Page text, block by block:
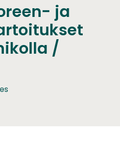
ja
/